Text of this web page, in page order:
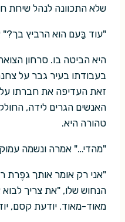
שלא התכוונה לנהל שיחת
"עוד בַּעם הוא הרביץ בך?"
היא הביטה בו. סרחון
בעבודתו בעיר גבר על
זאת העדיפה את חברתו
האנשים הגרים לידה,
טהורה היא.
"מהדי…" אמרה ונשמה
"אני רק אומר אותך גפֶרת
הנחוש שלו, "את צריך
מאוד-מאוד. יודעת קסם,